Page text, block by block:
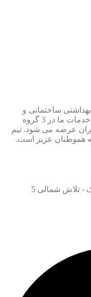
بهداشتی ساختمانی و
تاسیسات ساختمانی در بازار ایران است. خدمات ما در 3 گروه
عرضه می شود. تیم
هموطنان عزیز است.
تلاش شمالی 5